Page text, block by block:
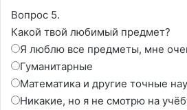
Вопрос 5.
Какой твой любимый предмет?
Я люблю все предметы, мне
Гуманитарные
Математика и другие точные
Никакие, но я не смотрю на